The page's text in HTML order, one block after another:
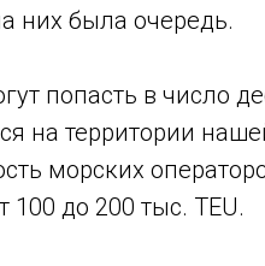
них была очередь.
попасть в число
на территории
морских
100 до 200 тыс. TEU.